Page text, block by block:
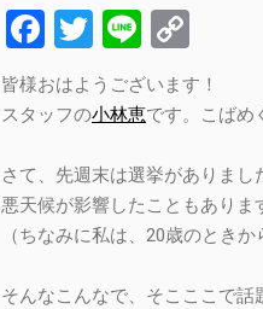
Facebook
Twitter
Line
Link
皆様おはようございます！
スタッフの小林恵です。こばめ
さて、先週末は選挙がありま
悪天候が影響したこともありま
（ちなみに私は、20歳のとき
そんなこんなで、そこここで話